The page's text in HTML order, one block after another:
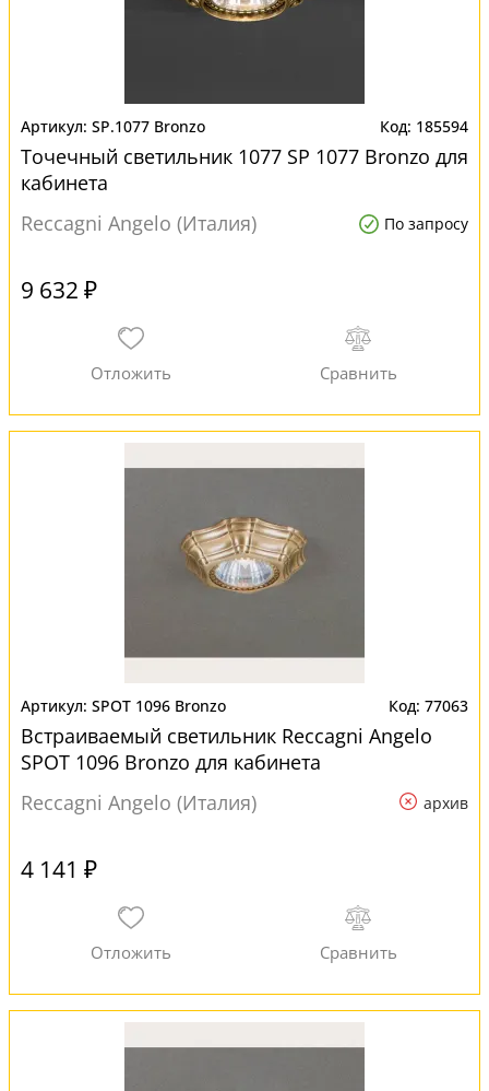
SP.1077 Bronzo 185594
Точечный светильник 1077 SP 1077 Bronzo для
кабинета
Reccagni Angelo (Италия)
По запросу
9 632 ₽
SPOT 1096 Bronzo 77063
Встраиваемый светильник Reccagni Angelo
SPOT 1096 Bronzo для кабинета
Reccagni Angelo (Италия)
архив
4 141 ₽